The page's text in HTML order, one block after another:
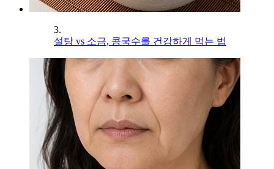
3.
설탕 vs 소금, 콩국수를 건강하게 먹는 법